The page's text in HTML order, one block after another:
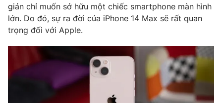
Theo dõi báo trên
Cơ quan chủ quản:Đài Truyền hình Việt Nam
Cơ quan báo chí:Thời báo VTV
Giấy phép hoạt động báo in và báo điện tử số 483/GP-BTTTT
cấp ngày 29/12/2023
Vũ Thanh Thủy
giản chỉ muốn sở hữu một chiếc smartphone màn hình
lớn. Do đó, sự ra đời của iPhone 14 Max sẽ rất quan
trọng đối với Apple.